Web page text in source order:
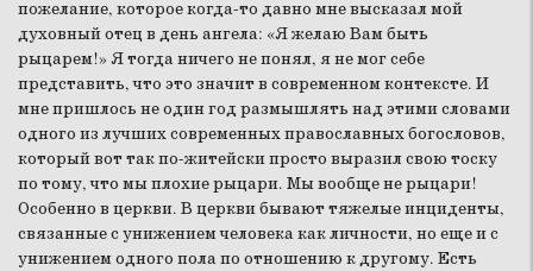
пожелание, которое когда-то давно мне высказал мой
духовный отец в день ангела: «Я желаю Вам быть
рыцарем!» Я тогда ничего не понял, я не мог себе
представить, что это значит в современном контексте. И
мне пришлось не один год размышлять над этими словами
одного из лучших современных православных богословов,
который вот так по-житейски просто выразил свою тоску
по тому, что мы плохие рыцари. Мы вообще не рыцари!
Особенно в церкви. В церкви бывают тяжелые инциденты,
связанные с унижением человека как личности, но еще и с
унижением одного пола по отношению к другому. Есть